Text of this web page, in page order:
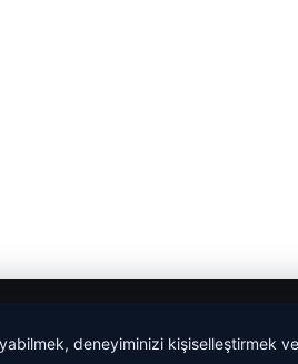
deneyiminizi kişiselleştirmek